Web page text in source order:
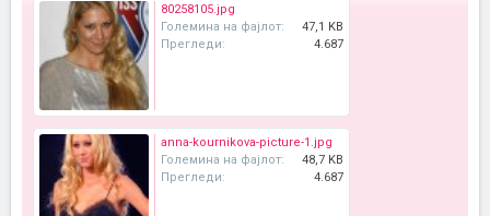
80258105.jpg
Големина на фајлот:
47,1 KB
Прегледи:
4.687
anna-kournikova-picture-1.jpg
Големина на фајлот:
48,7 KB
Прегледи:
4.687